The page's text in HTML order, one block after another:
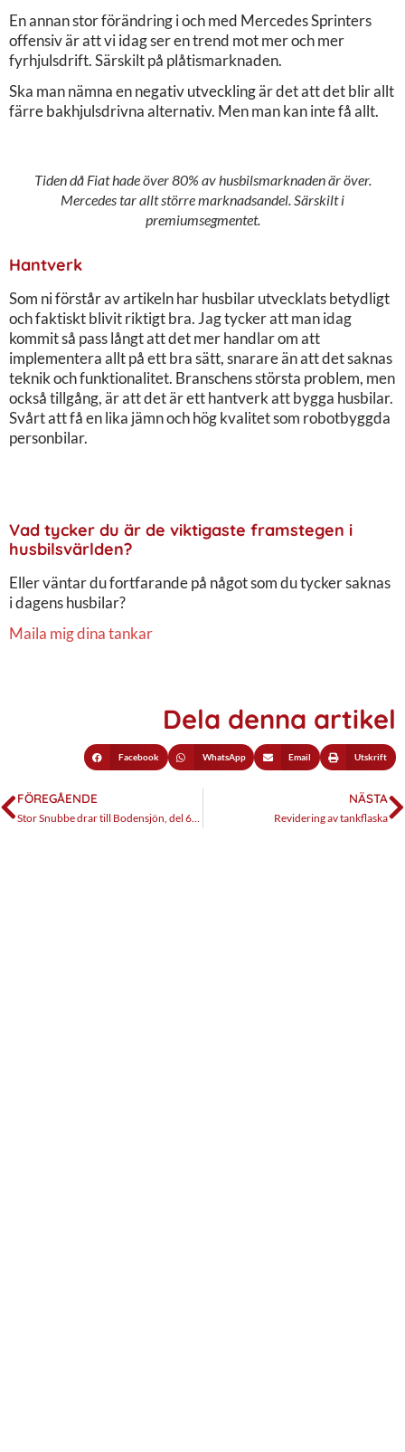
En annan stor förändring i och med Mercedes Sprinters
offensiv är att vi idag ser en trend mot mer och mer
fyrhjulsdrift. Särskilt på plåtismarknaden.
Ska man nämna en negativ utveckling är det att det blir allt
färre bakhjulsdrivna alternativ. Men man kan inte få allt.
Tiden då Fiat hade över 80% av husbilsmarknaden är över.
Mercedes tar allt större marknadsandel. Särskilt i
premiumsegmentet.
Hantverk
Som ni förstår av artikeln har husbilar utvecklats betydligt
och faktiskt blivit riktigt bra. Jag tycker att man idag
kommit så pass långt att det mer handlar om att
implementera allt på ett bra sätt, snarare än att det saknas
teknik och funktionalitet. Branschens största problem, men
också tillgång, är att det är ett hantverk att bygga husbilar.
Svårt att få en lika jämn och hög kvalitet som robotbyggda
personbilar.
Vad tycker du är de viktigaste framstegen i
husbilsvärlden?
Eller väntar du fortfarande på något som du tycker saknas
i dagens husbilar?
Maila mig dina tankar
Dela denna artikel
Facebook WhatsApp Email Utskrift
FÖREGÅENDE
Stor Snubbe drar till Bodensjön, del 6. Hemma igen.
NÄSTA
Revidering av tankflaska